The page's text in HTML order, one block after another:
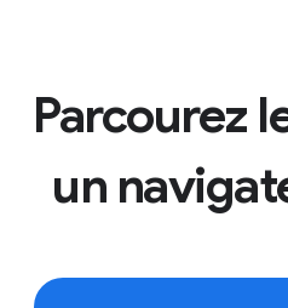
passe enregistrés et bien plus.
Parcourez
un